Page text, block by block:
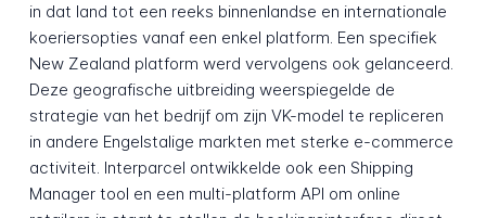
in dat land tot een reeks binnenlandse en internationale
koeriersopties vanaf een enkel platform. Een specifiek
New Zealand platform werd vervolgens ook gelanceerd.
Deze geografische uitbreiding weerspiegelde de
strategie van het bedrijf om zijn VK-model te repliceren
in andere Engelstalige markten met sterke e-commerce
activiteit. Interparcel ontwikkelde ook een Shipping
Manager tool en een multi-platform API om online